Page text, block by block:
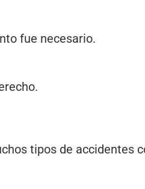
fue necesario.
tipos de accidentes